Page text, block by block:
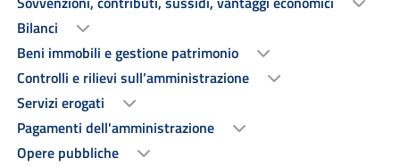
Bilanci
Beni immobili e gestione patrimonio
Controlli e rilievi sull’amministrazione
Servizi erogati
Pagamenti dell'amministrazione
Opere pubbliche